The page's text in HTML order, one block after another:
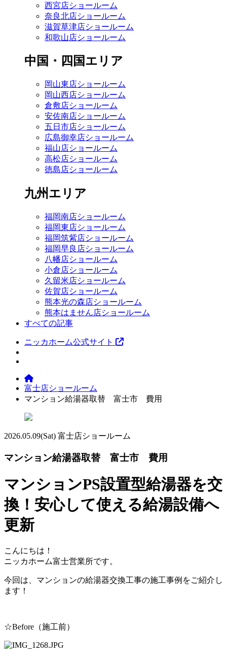
西宮店ショールーム
奈良北店ショールーム
滋賀草津店ショールーム
和歌山店ショールーム
中国・四国エリア
岡山東店ショールーム
岡山西店ショールーム
倉敷店ショールーム
安佐南店ショールーム
五日市店ショールーム
広島御幸店ショールーム
福山店ショールーム
高松店ショールーム
徳島店ショールーム
九州エリア
福岡南店ショールーム
福岡東店ショールーム
福岡筑紫店ショールーム
福岡早良店ショールーム
八幡店ショールーム
小倉店ショールーム
久留米店ショールーム
佐賀店ショールーム
熊本光の森店ショールーム
熊本はません店ショールーム
すべての記事
ニッカホーム公式サイト
富士店ショールーム
マンション給湯器取替 富士市 費用
2026.05.09(Sat) 富士店ショールーム
マンション給湯器取替 富士市 費用
マンションPS設置型給湯器を交
換！安心して使える給湯設備へ
更新
こんにちは！
ニッカホーム富士営業所です。
今回は、マンションの給湯器交換工事の施工事例をご紹介し
ます！
☆Before（施工前）